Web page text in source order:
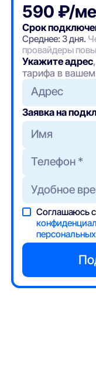
590 ₽/
Срок
Среднее: 3 дня.
провайдеры
Укажите адрес
тарифа в
Адрес
Заявка на
Соглашаюсь